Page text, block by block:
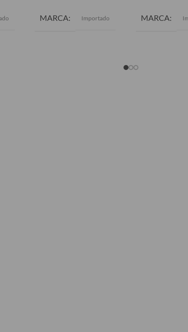
MARCA Importado MARCA